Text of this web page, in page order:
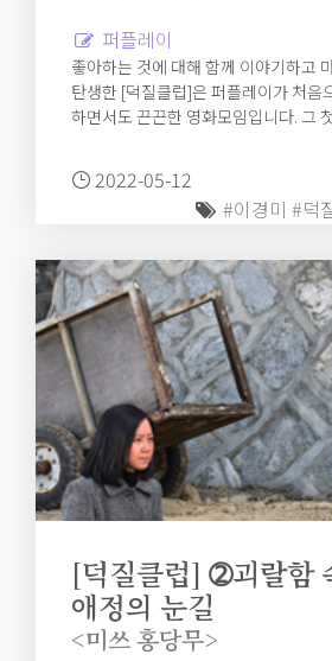
퍼플레이
좋아하는 것에 대해 함께 이야기하고
탄생한 [덕질클럽]은 퍼플레이가 처음
하면서도 끈끈한 영화모임입니다. 그
람들과 나누는 영화, 감독, 배우 이야기
요. 2022-05-12
#이경미 #덕
[덕질클럽] ➁괴랄함
애정의 눈길
<미쓰 홍당무>